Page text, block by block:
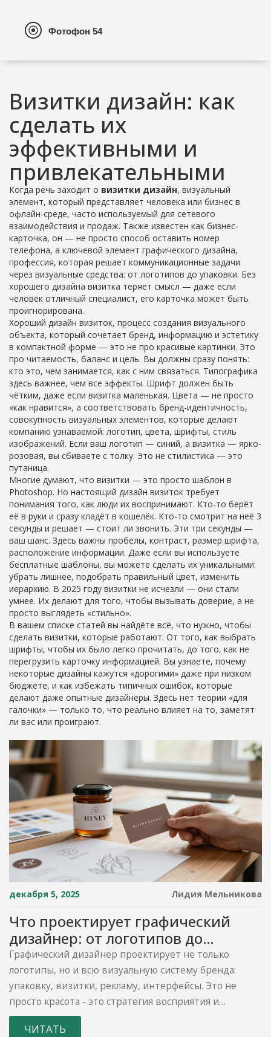
Визитки дизайн: как
сделать их
эффективными и
привлекательными
Когда речь заходит о визитки дизайн, визуальный
элемент, который представляет человека или бизнес в
офлайн-среде, часто используемый для сетевого
взаимодействия и продаж. Также известен как бизнес-
карточка, он — не просто способ оставить номер
телефона, а ключевой элемент графического дизайна,
профессия, которая решает коммуникационные задачи
через визуальные средства: от логотипов до упаковки. Без
хорошего дизайна визитка теряет смысл — даже если
человек отличный специалист, его карточка может быть
проигнорирована.
Хороший дизайн визиток, процесс создания визуального
объекта, который сочетает бренд, информацию и эстетику
в компактной форме — это не про красивые картинки. Это
про читаемость, баланс и цель. Вы должны сразу понять:
кто это, чем занимается, как с ним связаться. Типографика
здесь важнее, чем все эффекты. Шрифт должен быть
чётким, даже если визитка маленькая. Цвета — не просто
«как нравится», а соответствовать бренд-идентичность,
совокупность визуальных элементов, которые делают
компанию узнаваемой: логотип, цвета, шрифты, стиль
изображений. Если ваш логотип — синий, а визитка — ярко-
розовая, вы сбиваете с толку. Это не стилистика — это
путаница.
Многие думают, что визитки — это просто шаблон в
Photoshop. Но настоящий дизайн визиток требует
понимания того, как люди их воспринимают. Кто-то берёт
её в руки и сразу кладёт в кошелёк. Кто-то смотрит на неё 3
секунды и решает — стоит ли звонить. Эти три секунды —
ваш шанс. Здесь важны пробелы, контраст, размер шрифта,
расположение информации. Даже если вы используете
бесплатные шаблоны, вы можете сделать их уникальными:
убрать лишнее, подобрать правильный цвет, изменить
иерархию. В 2025 году визитки не исчезли — они стали
умнее. Их делают для того, чтобы вызывать доверие, а не
просто выглядеть «стильно».
В вашем списке статей вы найдёте всё, что нужно, чтобы
сделать визитки, которые работают. От того, как выбрать
шрифты, чтобы их было легко прочитать, до того, как не
перегрузить карточку информацией. Вы узнаете, почему
некоторые дизайны кажутся «дорогими» даже при низком
бюджете, и как избежать типичных ошибок, которые
делают даже опытные дизайнеры. Здесь нет теории «для
галочки» — только то, что реально влияет на то, заметят
ли вас или проиграют.
декабря 5, 2025 Лидия Мельникова
Что проектирует графический
дизайнер: от логотипов до
упаковки
Графический дизайнер проектирует не только
логотипы, но и всю визуальную систему бренда:
упаковку, визитки, рекламу, интерфейсы. Это не
просто красота - это стратегия восприятия и
доверия.
ЧИТАТЬ